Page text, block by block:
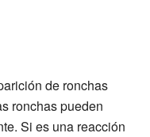
de ronchas
ronchas pueden
Si es una reacción